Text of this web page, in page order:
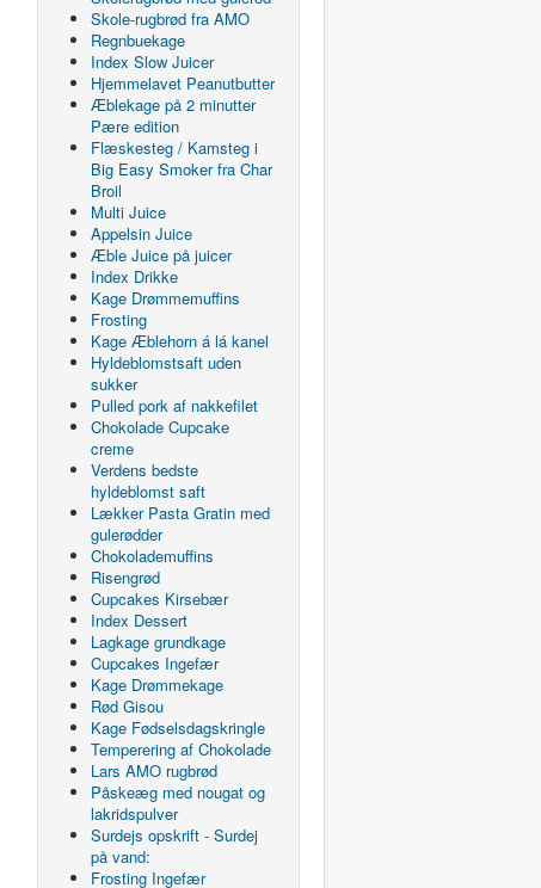
Skole-rugbrød fra AMO
Regnbuekage
Index Slow Juicer
Hjemmelavet Peanutbutter
Æblekage på 2 minutter
Pære edition
Flæskesteg / Kamsteg i
Big Easy Smoker fra Char
Broil
Multi Juice
Appelsin Juice
Æble Juice på juicer
Index Drikke
Kage Drømmemuffins
Frosting
Kage Æblehorn á lá kanel
Hyldeblomstsaft uden
sukker
Pulled pork af nakkefilet
Chokolade Cupcake
creme
Verdens bedste
hyldeblomst saft
Lækker Pasta Gratin med
gulerødder
Chokolademuffins
Risengrød
Cupcakes Kirsebær
Index Dessert
Lagkage grundkage
Cupcakes Ingefær
Kage Drømmekage
Rød Gisou
Kage Fødselsdagskringle
Temperering af Chokolade
Lars AMO rugbrød
Påskeæg med nougat og
lakridspulver
Surdejs opskrift - Surdej
på vand:
Frosting Ingefær